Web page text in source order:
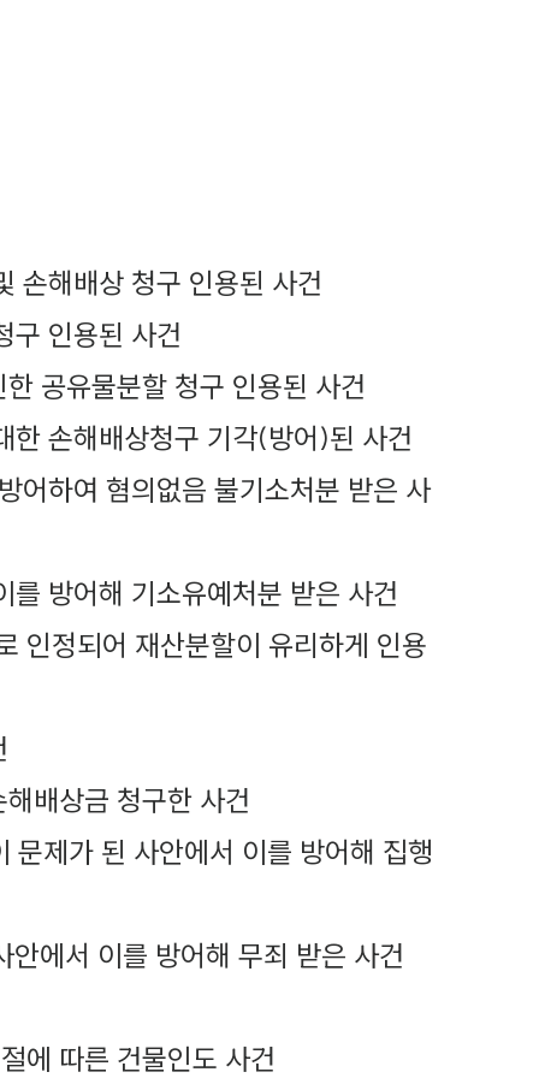
손해배상 청구 인용된 사건
구 인용된 사건
공유물분할 청구 인용된 사건
한 손해배상청구 기각(방어)된 사건
어하여 혐의없음 불기소처분 받은 사
방어해 기소유예처분 받은 사건
인정되어 재산분할이 유리하게 인용
배상금 청구한 사건
제가 된 사안에서 이를 방어해 집행
에서 이를 방어해 무죄 받은 사건
에 따른 건물인도 사건